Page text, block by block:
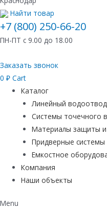
Найти товар
+7 (800) 250-66-20
ПН-ПТ с 9.00 до 18.00
Заказать звонок
0 ₽ Cart
Каталог
Линейный водоотвод
Системы точечного
Материалы защиты и
Придверные системы
Емкостное
Компания
Наши объекты
Menu